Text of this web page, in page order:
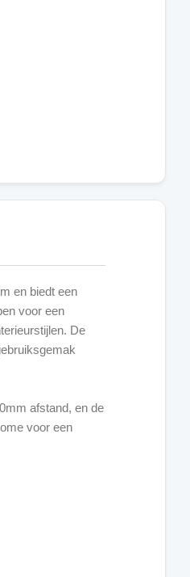
en biedt een
voor een
De
afstand, en de
voor een